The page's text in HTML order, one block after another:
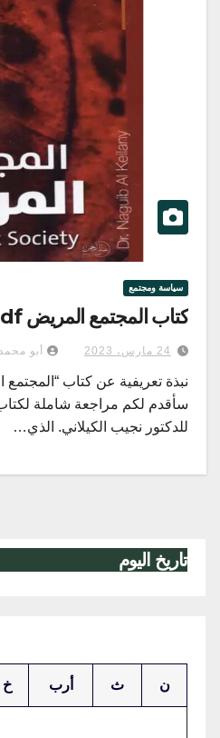
سياسة ومجتمع
كتاب المجتمع المريض pdf
24 مارس، 2023 أبو محمد
نبذة تعريفية عن كتاب
سأقدم لكم مراجعة شاملة
للدكتور نجيب الكيلاني. الذي…
تاريخ اليوم
ن ث أرب خ